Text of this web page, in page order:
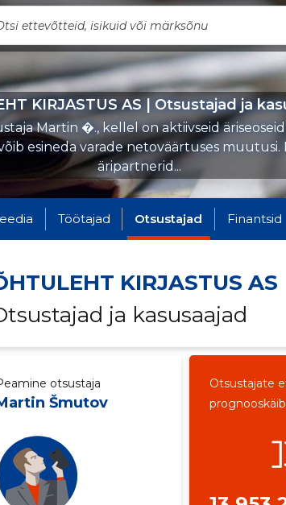
KIRJASTUS AS | Otsustajad ja
Martin �., kellel on aktiivseid äriseoseid
esineda varade netoväärtuses muutusi.
äripartnerid...
Töötajad Otsustajad Finantsid
KIRJASTUS AS
ja kasusaajad
otsustaja
Šmutov
Otsustajate